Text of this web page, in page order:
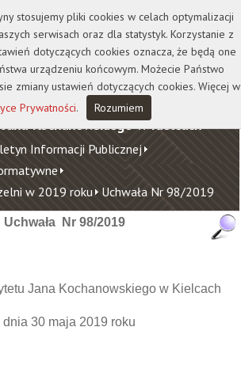
Biblioteka
Wydawnictwo
Kochanowskiego w Kielcach
Informacji Publicznej
w 2019 roku Uchwała Nr 98/2019
Uchwała Nr 98/2019
Jana Kochanowskiego w Kielcach
dnia 30 maja 2019 roku
stosujemy pliki cookies w celach optymalizacji
serwisach oraz dla statystyk. Korzystanie z
dotyczących cookies oznacza, że będą one
urządzeniu końcowym. Możecie Państwo
zmiany ustawień dotyczących cookies. Więcej w
Prywatności. Rozumiem